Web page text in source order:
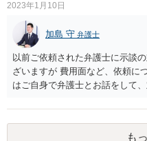
2023年1月10日
加島 守 弁護士
以前ご依頼された弁護士に示談
ざいますが 費用面など、依頼に
はご自身で弁護士とお話をして
話をしてから、こちらも法律相
ますので。 一番安全なのは弁護
も